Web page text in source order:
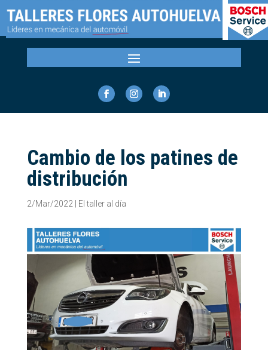
Cambio de los patines de
distribución
2/Mar/2022 | El taller al día